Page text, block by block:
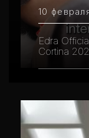
10
Edra
Cortina